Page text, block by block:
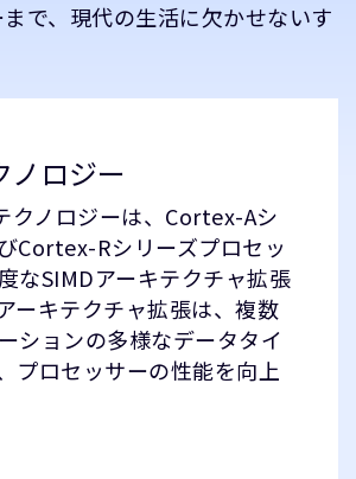
で、現代の生活に欠かせないす
ノロジー
クノロジーは、Cortex-Aシ
Cortex-Rシリーズプロセッ
なSIMDアーキテクチャ拡張
ーキテクチャ拡張は、複数
ションの多様なデータタイ
プロセッサーの性能を向上